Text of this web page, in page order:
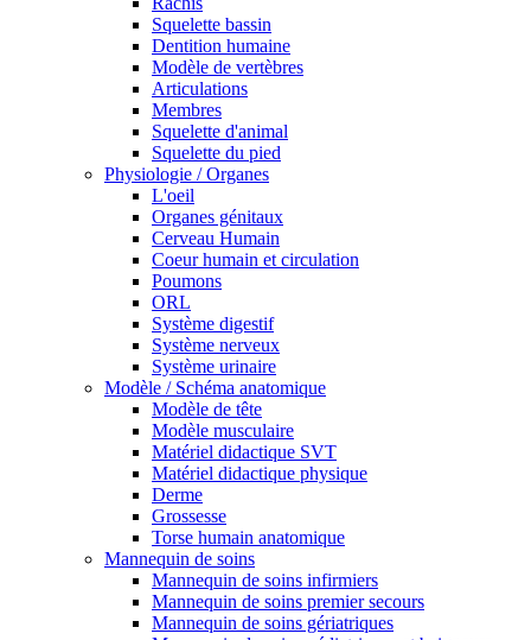
Squelette bassin
Dentition humaine
Modèle de vertèbres
Articulations
Membres
Squelette d'animal
Squelette du pied
Physiologie / Organes
L'oeil
Organes génitaux
Cerveau Humain
Coeur humain et circulation
Poumons
ORL
Système digestif
Système nerveux
Système urinaire
Modèle / Schéma anatomique
Modèle de tête
Modèle musculaire
Matériel didactique SVT
Matériel didactique physique
Derme
Grossesse
Torse humain anatomique
Mannequin de soins
Mannequin de soins infirmiers
Mannequin de soins premier secours
Mannequin de soins gériatriques